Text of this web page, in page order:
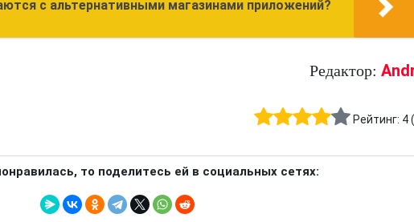
с альтернативными магазинами приложений?
Редактор:
Рейтинг: 4(
то поделитесь ей в социальных сетях: